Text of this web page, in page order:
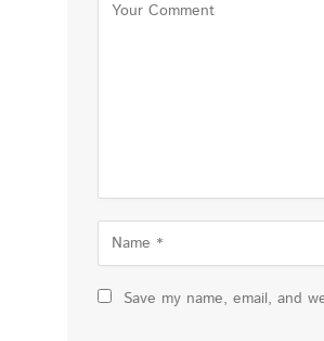
Save my name, email, and